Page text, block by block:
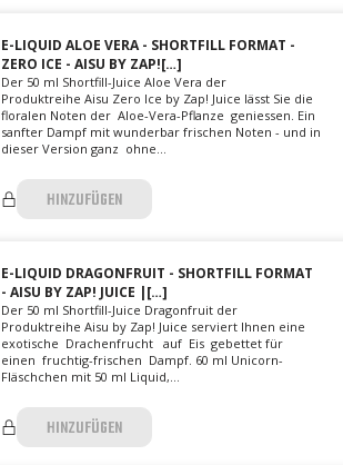
E-LIQUID ALOE VERA - SHORTFILL FORMAT -
ZERO ICE - AISU BY ZAP![…]
Der 50 ml Shortfill-Juice Aloe Vera der
Produktreihe Aisu Zero Ice by Zap! Juice lässt Sie die
floralen Noten der Aloe-Vera-Pflanze geniessen. Ein
sanfter Dampf mit wunderbar frischen Noten - und in
dieser Version ganz ohne...
HINZUFÜGEN
E-LIQUID DRAGONFRUIT - SHORTFILL FORMAT
- AISU BY ZAP! JUICE |[…]
Der 50 ml Shortfill-Juice Dragonfruit der
Produktreihe Aisu by Zap! Juice serviert Ihnen eine
exotische Drachenfrucht auf Eis gebettet für
einen fruchtig-frischen Dampf. 60 ml Unicorn-
Fläschchen mit 50 ml Liquid,...
HINZUFÜGEN